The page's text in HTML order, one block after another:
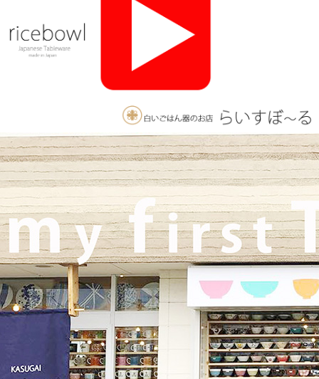
んご用意しております。みなさまのご来店をお待ちしております
♪
碗。実店舗でも手にとっていただけます♪海外発送も承っており
2025/10/26
≪軽井沢店営業のお知らせ≫ いつもご覧いただきありがとうご
ざいます。軽井沢店2026年はGW頃オープンとなります！ご期待
くださいませ！！ 2025年は11月3日（火）
までの営業となり
ます。
2025/9/26
≪テレビで紹介されました≫ 2025年9月26日 東海テレビ 『ニュ
ースONE』 ひとつに特化で差別化！「東海地方の専門店」コー
ナーで白いごはん器のお店 らいすぼーる 春日井店が紹介されま